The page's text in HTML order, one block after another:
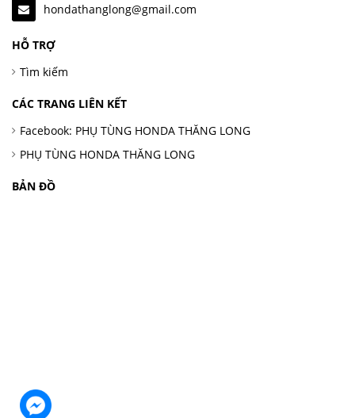
hondathanglong@gmail.com
HỖ TRỢ
Tìm kiếm
CÁC TRANG LIÊN KẾT
Facebook: PHỤ TÙNG HONDA THĂNG LONG
PHỤ TÙNG HONDA THĂNG LONG
BẢN ĐỒ